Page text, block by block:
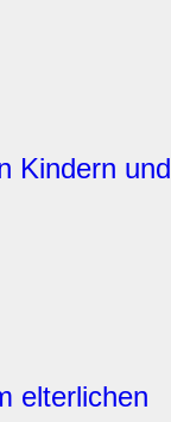
Kindern und
elterlichen